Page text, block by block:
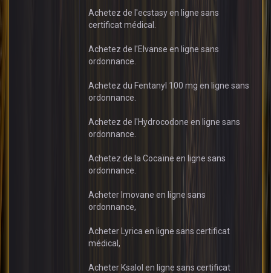
Achetez de l'ecstasy en ligne sans
certificat médical.
Achetez de l'Elvanse en ligne sans
ordonnance.
Achetez du Fentanyl 100 mg en ligne sans
ordonnance.
Achetez de l'Hydrocodone en ligne sans
ordonnance.
Achetez de la Cocaïne en ligne sans
ordonnance.
Acheter Imovane en ligne sans
ordonnance,
Acheter Lyrica en ligne sans certificat
médical,
Acheter Ksalol en ligne sans certificat